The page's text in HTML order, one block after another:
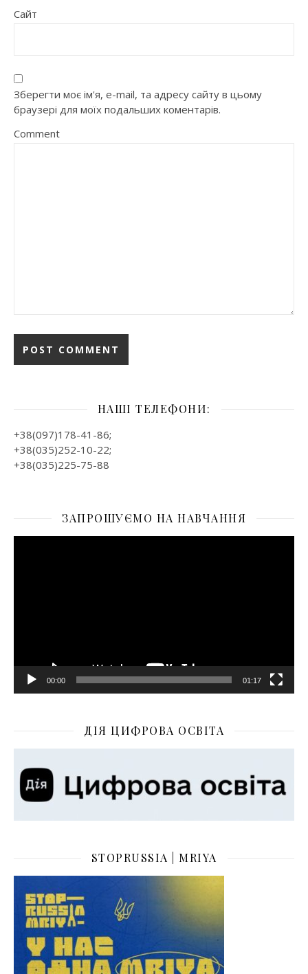
Сайт
Зберегти моє ім'я, e-mail, та адресу сайту в цьому
браузері для моїх подальших коментарів.
Comment
НАШІ ТЕЛЕФОНИ:
+38(097)178-41-86;
+38(035)252-10-22;
+38(035)225-75-88
ЗАПРОШУЄМО НА НАВЧАННЯ
Відеопрогравач
00:00 01:17
ДІЯ ЦИФРОВА ОСВІТА
STOPRUSSIA | MRIYA